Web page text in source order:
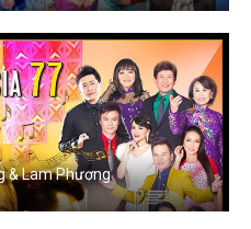
& Lam Phương